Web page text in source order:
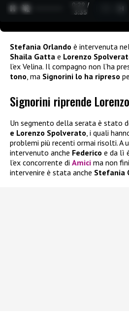
0:30 /
3:35
Stefania Orlando è intervenuta
Shaila Gatta e Lorenzo
l’ex Velina. Il compagno non l’ha
tono , ma Signorini lo ha ripreso
Signorini riprende
Un segmento della serata è stato
e Lorenzo Spolverato, i quali
problemi più recenti ormai risolti. A
intervenuto anche Federico e da lì
l’ex concorrente di Amici ma non
intervenire è stata anche Stefania